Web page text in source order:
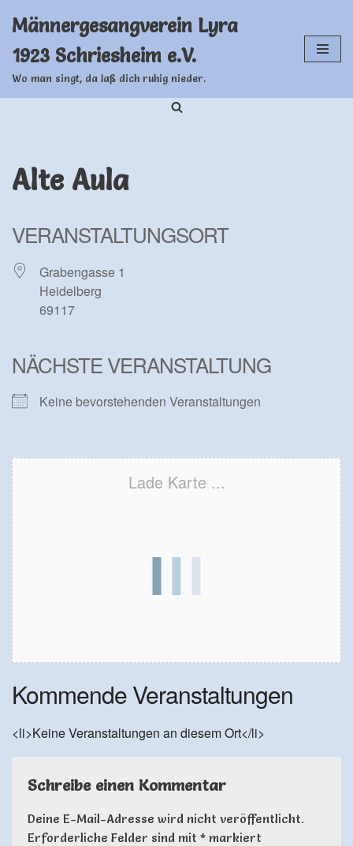
Inhalt
springen
Männergesangverein Lyra
1923 Schriesheim e.V.
Wo man singt, da laß dich ruhig nieder.
Alte Aula
VERANSTALTUNGSORT
Grabengasse 1
Heidelberg
69117
NÄCHSTE VERANSTALTUNG
Keine bevorstehenden Veranstaltungen
Lade Karte ...
Kommende Veranstaltungen
<li>Keine Veranstaltungen an diesem Ort</li>
Schreibe einen Kommentar
Deine E-Mail-Adresse wird nicht veröffentlicht.
Erforderliche Felder sind mit * markiert